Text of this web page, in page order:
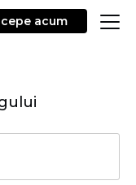
acum